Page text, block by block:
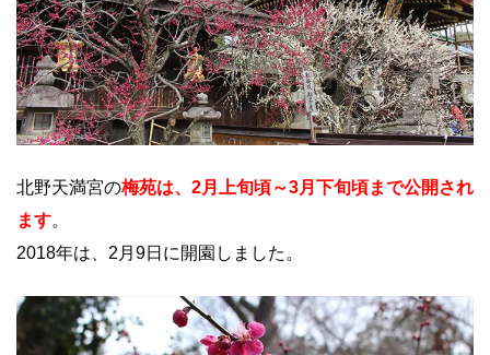
北野天満宮の梅苑は、2月上旬頃～3月下旬頃まで公開され
ます。
2018年は、2月9日に開園しました。